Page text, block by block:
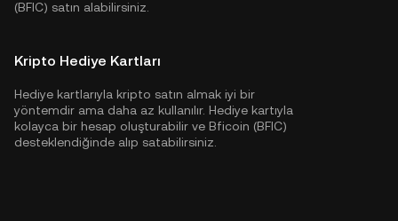
(BFIC) satın alabilirsiniz.
Kripto Hediye Kartları
Hediye kartlarıyla kripto satın almak iyi bir
yöntemdir ama daha az kullanılır. Hediye kartıyla
kolayca bir hesap oluşturabilir ve Bficoin (BFIC)
desteklendiğinde alıp satabilirsiniz.